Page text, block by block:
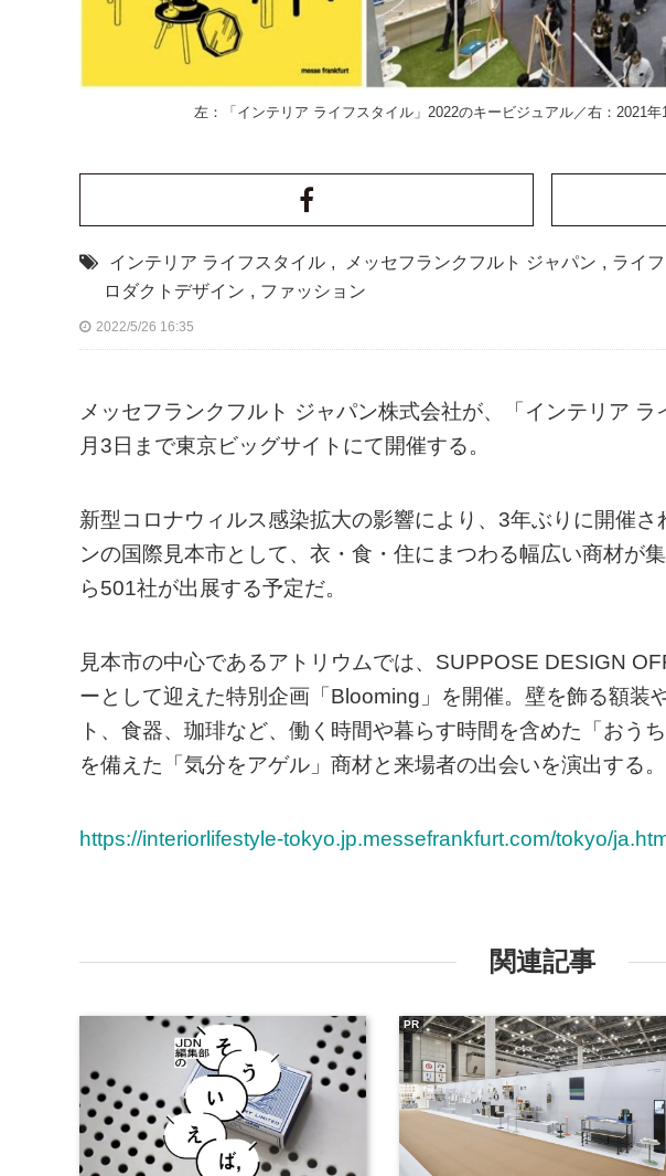
左：「インテリア ライフスタイル」2022のキービジュアル／右：2021
インテリア ライフスタイル , メッセフランクフルト ジャパン , ライ
ロダクトデザイン , ファッション
2022/5/26 16:35
メッセフランクフルト ジャパン株式会社が、「インテリア
月3日まで東京ビッグサイトにて開催する。
新型コロナウィルス感染拡大の影響により、3年ぶりに開催
ンの国際見本市として、衣・食・住にまつわる幅広い商材が
ら501社が出展する予定だ。
見本市の中心であるアトリウムでは、SUPPOSE DESIGN
ーとして迎えた特別企画「Blooming」を開催。壁を飾る額装
ト、食器、珈琲など、働く時間や暮らす時間を含めた「おう
を備えた「気分をアゲル」商材と来場者の出会いを演出する。
https://interiorlifestyle-tokyo.jp.messefrankfurt.com/tokyo/
関連記事
PR